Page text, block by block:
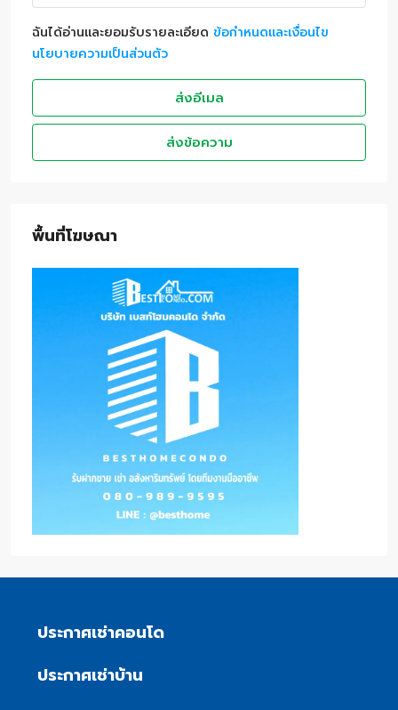
ฉันได้อ่านและยอมรับรายละเอียด ข้อกำหนดและเงื่อนไข
นโยบายความเป็นส่วนตัว
ส่งอีเมล
ส่งข้อความ
พื้นที่โฆษณา
ประกาศเช่าคอนโด
ประกาศเช่าบ้าน